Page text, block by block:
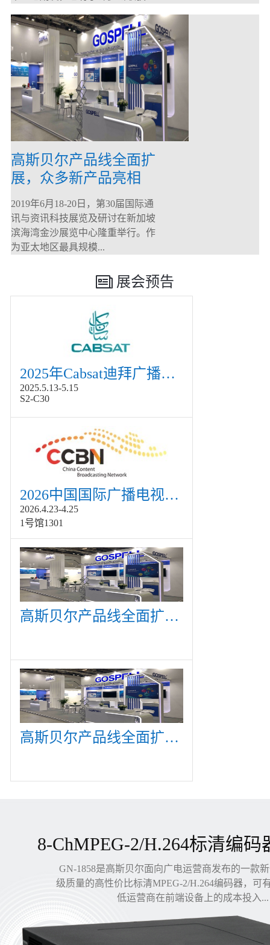
高斯贝尔产品线全面扩
展，众多新产品亮相
CommunicAsia 2019
2019年6月18-20日，第30届国际通
讯与资讯科技展览及研讨在新加坡
滨海湾金沙展览中心隆重举行。作
为亚太地区最具规模...
展会预告
2025年Cabsat迪拜广播电视展
2025.5.13-5.15
S2-C30
2026中国国际广播电视信息网络展览会展
2026.4.23-4.25
1号馆1301
高斯贝尔产品线全面扩展，众多新产品亮相CommunicAsia 2019
高斯贝尔产品线全面扩展，众多新产品亮相CommunicAsia 2019
8-ChMPEG-2/H.264标清编码
GN-1858是高斯贝尔面向广电运营商发布的一款
级质量的高性价比标清MPEG-2/H.264编码器，可
低运营商在前端设备上的成本投入...